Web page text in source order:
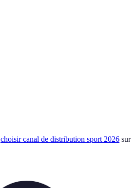
choisir canal de distribution sport 2026 sur